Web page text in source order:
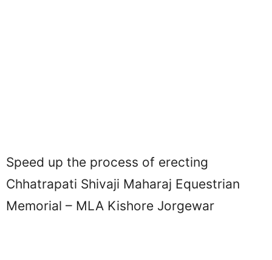
Speed ​​up the process of erecting
Chhatrapati Shivaji Maharaj Equestrian
Memorial – MLA Kishore Jorgewar